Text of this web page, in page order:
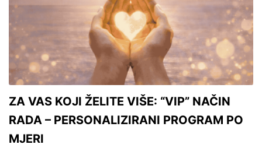
ZA VAS KOJI ŽELITE VIŠE: “VIP” NAČIN
RADA – PERSONALIZIRANI PROGRAM PO
MJERI